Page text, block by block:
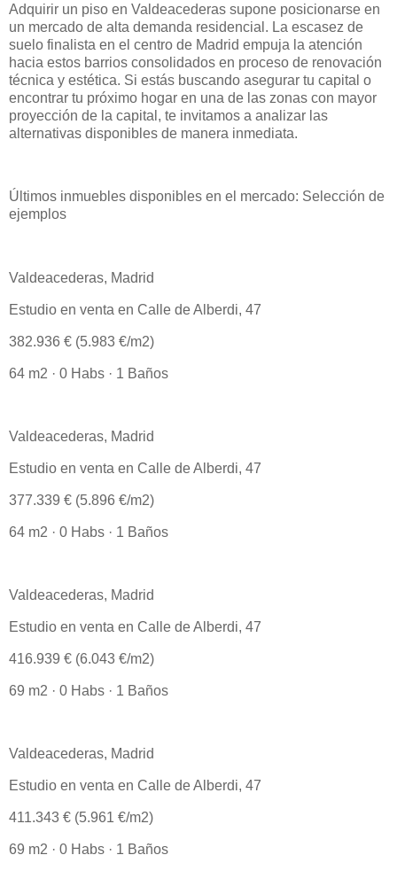
Adquirir un piso en Valdeacederas supone posicionarse en
un mercado de alta demanda residencial. La escasez de
suelo finalista en el centro de Madrid empuja la atención
hacia estos barrios consolidados en proceso de renovación
técnica y estética. Si estás buscando asegurar tu capital o
encontrar tu próximo hogar en una de las zonas con mayor
proyección de la capital, te invitamos a analizar las
alternativas disponibles de manera inmediata.
Últimos inmuebles disponibles en el mercado: Selección de
ejemplos
Valdeacederas, Madrid
Estudio en venta en Calle de Alberdi, 47
382.936 € (5.983 €/m2)
64 m2 · 0 Habs · 1 Baños
Valdeacederas, Madrid
Estudio en venta en Calle de Alberdi, 47
377.339 € (5.896 €/m2)
64 m2 · 0 Habs · 1 Baños
Valdeacederas, Madrid
Estudio en venta en Calle de Alberdi, 47
416.939 € (6.043 €/m2)
69 m2 · 0 Habs · 1 Baños
Valdeacederas, Madrid
Estudio en venta en Calle de Alberdi, 47
411.343 € (5.961 €/m2)
69 m2 · 0 Habs · 1 Baños